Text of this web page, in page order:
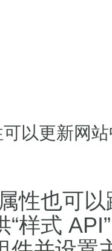
以更新网
性也可
“样式